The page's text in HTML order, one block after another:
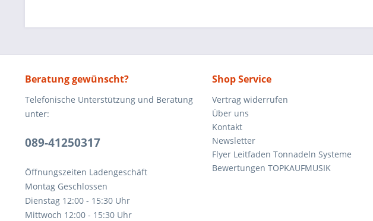
Beratung gewünscht?
Telefonische Unterstützung und Beratung
unter:
089-41250317
Öffnungszeiten Ladengeschäft
Montag Geschlossen
Dienstag 12:00 - 15:30 Uhr
Mittwoch 12:00 - 15:30 Uhr
Shop Service
Vertrag widerrufen
Über uns
Kontakt
Newsletter
Flyer Leitfaden Tonnadeln Systeme
Bewertungen TOPKAUFMUSIK